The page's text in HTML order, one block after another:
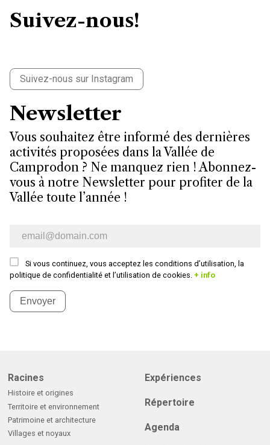
Suivez-nous!
Suivez-nous sur Instagram
Newsletter
Vous souhaitez être informé des dernières
activités proposées dans la Vallée de
Camprodon ? Ne manquez rien ! Abonnez-
vous à notre Newsletter pour profiter de la
Vallée toute l’année !
Bulletin d’information par e-mail
Si vous continuez, vous acceptez les conditions d’utilisation, la
politique de confidentialité et l’utilisation de cookies. + info
Envoyer
Racines
Histoire et origines
Territoire et environnement
Patrimoine et architecture
Villages et noyaux
Expériences
Répertoire
Agenda